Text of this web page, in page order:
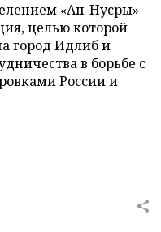
«Ан-Нусры»
целью которой
город Идлиб и
в борьбе с
России и